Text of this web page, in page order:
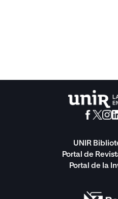
UNIR
Portal de
Portal de la